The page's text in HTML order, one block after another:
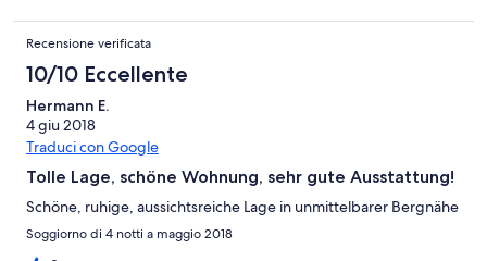
mir persönlich das wichtigste. Es gibt einen schönen Ofen mit
dem man es sich gemütlich machen kann, wenn es draußen kalt
ist. Wir hatten kurz vor Ostern noch Schnee und niedrige
Temperaturen. Insofern würde ich Winterreifen zu dieser Zeit
noch empfehlen. Wenn es fragen gab, wurden die immer in
kürzester beantwortet und insofern kann ich alles in allem das
Chalet sehr empfehlen und wir würden dort auf jeden Fall
Natur und diverse Wander- und Freizeitmöglichkeiten. Es gab
wohl Ende 2018 einen heftigen Sturm und deswegen sind in
Baumarbeiten gesperrt aber man arbeitet daran und es gibt
Recensione verificata
10/10 Eccellente
Hermann E.
4 giu 2018
Traduci con Google
Tolle Lage, schöne Wohnung, sehr gute Ausstattung!
Schöne, ruhige, aussichtsreiche Lage in unmittelbarer Bergnähe
Soggiorno di 4 notti a maggio 2018